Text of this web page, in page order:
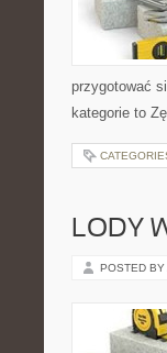
przygotować
kategorie to
LODY
POSTED BY